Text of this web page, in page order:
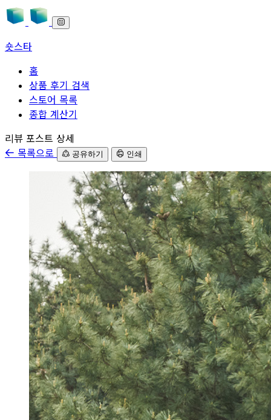
숏스타
홈
상품 후기 검색
스토어 목록
종합 계산기
본문으로 바로가기
리뷰 포스트 상세
목록으로
공유하기 인쇄